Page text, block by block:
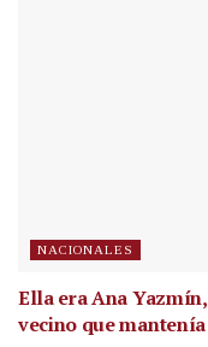
NACIONALES
Ella era Ana
vecino que